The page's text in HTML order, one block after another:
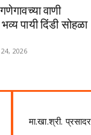
वाणी
पायी दिंडी सोहळा
2026
मा.खा.श्री.